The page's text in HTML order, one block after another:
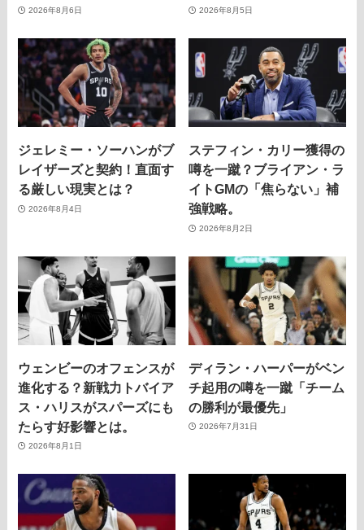
2026年8月6日 2026年8月5日
ジェレミー・ソーハンがブ
レイザーズと契約！直面す
る厳しい現実とは？
2026年8月4日
ステフィン・カリー獲得の
噂を一蹴？ブライアン・ラ
イトGMの「焦らない」補
強戦略。
2026年8月2日
ウェンビーのオフェンスが
進化する？新戦力トバイア
ス・ハリスがスパーズにも
たらす好影響とは。
2026年8月1日
ディラン・ハーパーがベン
チ起用の噂を一蹴「チーム
の勝利が最優先」
2026年7月31日